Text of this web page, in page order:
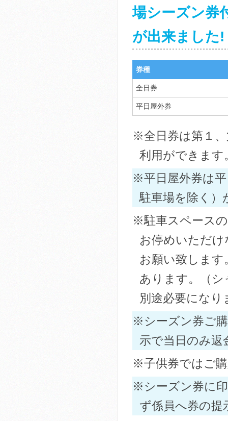
場シーズン券
が出来ました!
券種
全日券
平日屋外券
※全日券は第１
利用ができます
※平日屋外券は平
駐車場を除く）
※駐車スペース
お停めいただ
お願い致しま
あります。（
別途必要になり
※シーズン券ご
示で当日のみ返
※子供券ではご
※シーズン券に
ず係員へ券の提